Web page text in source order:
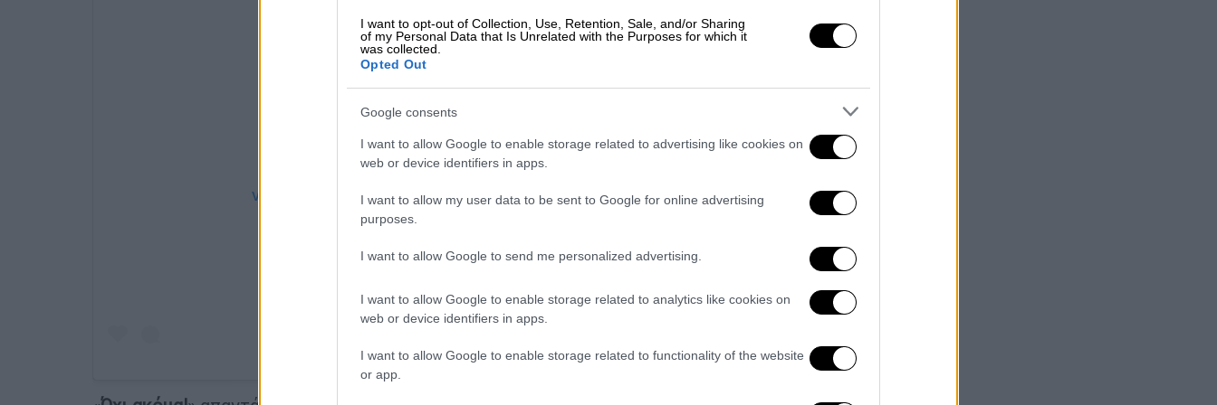
I want to opt-out of Collection, Use, Retention, Sale, and/or Sharing
of my Personal Data that Is Unrelated with the Purposes for which it
was collected.
Opted Out
Google consents
I want to allow Google to enable storage related to advertising like cookies on
web or device identifiers in apps.
I want to allow my user data to be sent to Google for online advertising
purposes.
I want to allow Google to send me personalized advertising.
I want to allow Google to enable storage related to analytics like cookies on
web or device identifiers in apps.
I want to allow Google to enable storage related to functionality of the website
or app.
View this post on Instagram